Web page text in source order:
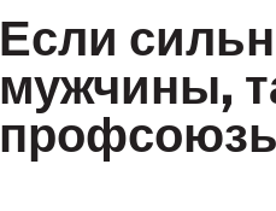
Если
мужчины,